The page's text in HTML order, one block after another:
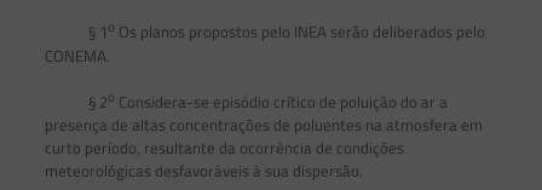
§ 1o Os planos propostos pelo INEA serão deliberados pelo
CONEMA.
§ 2o Considera-se episódio crítico de poluição do ar a
presença de altas concentrações de poluentes na atmosfera em
curto período, resultante da ocorrência de condições
meteorológicas desfavoráveis à sua dispersão.